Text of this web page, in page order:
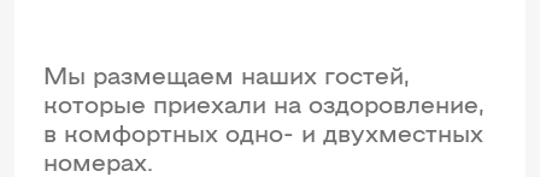
Мы размещаем наших гостей,
которые приехали на оздоровление,
в комфортных одно- и двухместных
номерах.